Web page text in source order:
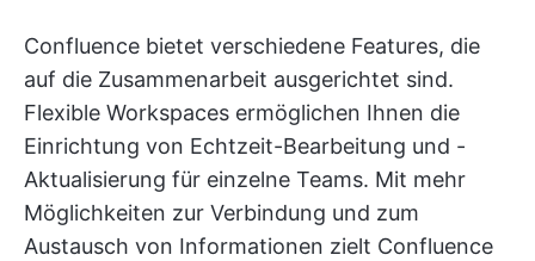
Confluence bietet verschiedene Features, die
auf die Zusammenarbeit ausgerichtet sind.
Flexible Workspaces ermöglichen Ihnen die
Einrichtung von Echtzeit-Bearbeitung und -
Aktualisierung für einzelne Teams. Mit mehr
Möglichkeiten zur Verbindung und zum
Austausch von Informationen zielt Confluence